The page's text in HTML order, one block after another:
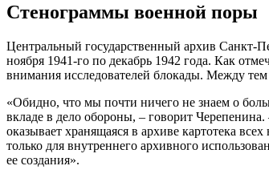
Стенограммы военной поры
Центральный государственный архив Санкт-
ноября 1941-го по декабрь 1942 года. Как
внимания исследователей блокады. Между
«Обидно, что мы почти ничего не знаем о
вкладе в дело обороны, – говорит
оказывает хранящаяся в архиве картотека
только для внутреннего архивного
ее создания».